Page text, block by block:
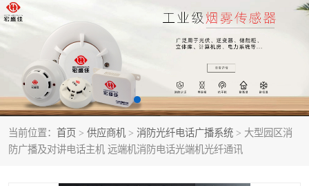
当前位置： 首页 > 供应商机 > 消防光纤电话广播系统 > 大型园区消
防广播及对讲电话主机 远端机消防电话光端机光纤通讯
家用可燃气体报警器 感烟火灾探测器
防爆火灾报警设备 消防应急广播系统
工业气体检测仪 感温火灾探测器
水浸传感器 消防火灾自动报警系统